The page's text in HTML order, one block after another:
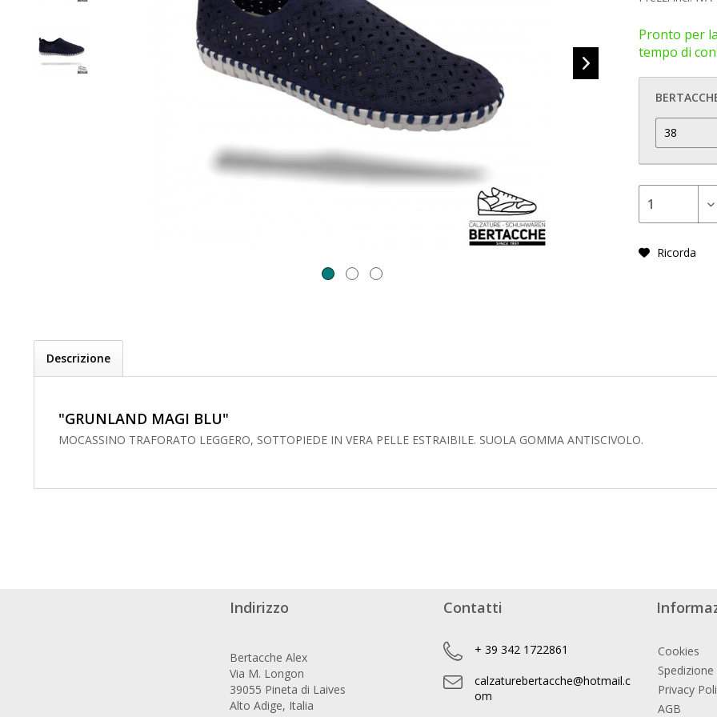
Pronto per
tempo di
Ricorda
Descrizione
"GRUNLAND MAGI BLU"
MOCASSINO TRAFORATO LEGGERO, SOTTOPIEDE IN VERA PELLE ESTRAIBILE. SUOLA GOMMA ANTISCIVOLO.
Indirizzo
Bertacche Alex
Via M. Longon
39055 Pineta di Laives
Alto Adige, Italia
Contatti
+ 39 342 1722861
calzaturebertacche@hotmail.c
om
Cookies
Privacy
AGB